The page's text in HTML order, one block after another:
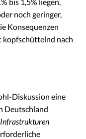
noch geringer,
Konsequenzen
kopfschüttelnd nach
Diskussion eine
Deutschland